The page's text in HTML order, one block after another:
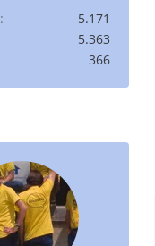
5.171
5.363
366